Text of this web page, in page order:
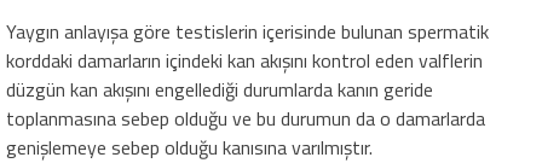
Yaygın anlayışa göre testislerin içerisinde bulunan spermatik
korddaki damarların içindeki kan akışını kontrol eden valflerin
düzgün kan akışını engellediği durumlarda kanın geride
toplanmasına sebep olduğu ve bu durumun da o damarlarda
genişlemeye sebep olduğu kanısına varılmıştır.